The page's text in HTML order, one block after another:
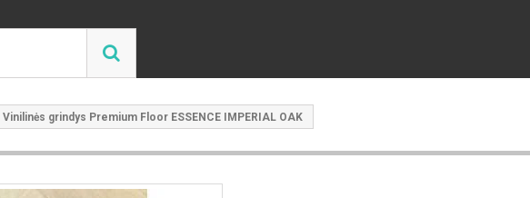
Vinilinės grindys Premium Floor ESSENCE IMPERIAL OAK